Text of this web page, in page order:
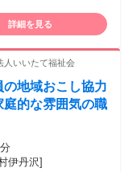
詳細を見る
いいたて福祉会
地域おこし協力
庭的な雰囲気の職
伊丹沢]